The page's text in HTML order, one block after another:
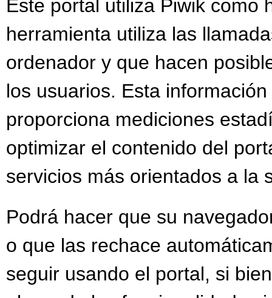
Este portal utiliza Piwik como
herramienta utiliza las
ordenador y que hacen
los usuarios. Esta
proporciona mediciones
optimizar el contenido del
servicios más orientados a la
Podrá hacer que su
o que las rechace
seguir usando el portal, si